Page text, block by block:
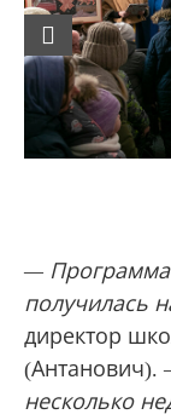
Previous
— Программа
получилась
директор
(Антанович).
несколько